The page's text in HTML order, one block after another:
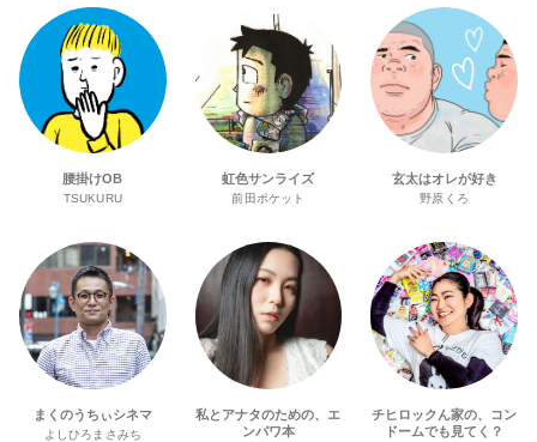
腰掛けOB
TSUKURU
虹色サンライズ
前田ポケット
玄太はオレが好き
野原くろ
まくのうちぃシネマ
よしひろまさみち
私とアナタのための、エ
ンパワ本
チヒロックん家の、コン
ドームでも見てく？